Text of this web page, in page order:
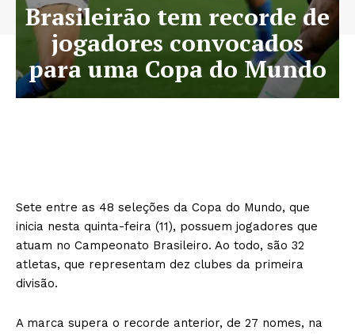
Brasileirão tem recorde de
jogadores convocados
para uma Copa do Mundo
Sete entre as 48 seleções da Copa do Mundo, que
inicia nesta quinta-feira (11), possuem jogadores que
atuam no Campeonato Brasileiro. Ao todo, são 32
atletas, que representam dez clubes da primeira
divisão.
A marca supera o recorde anterior, de 27 nomes, na